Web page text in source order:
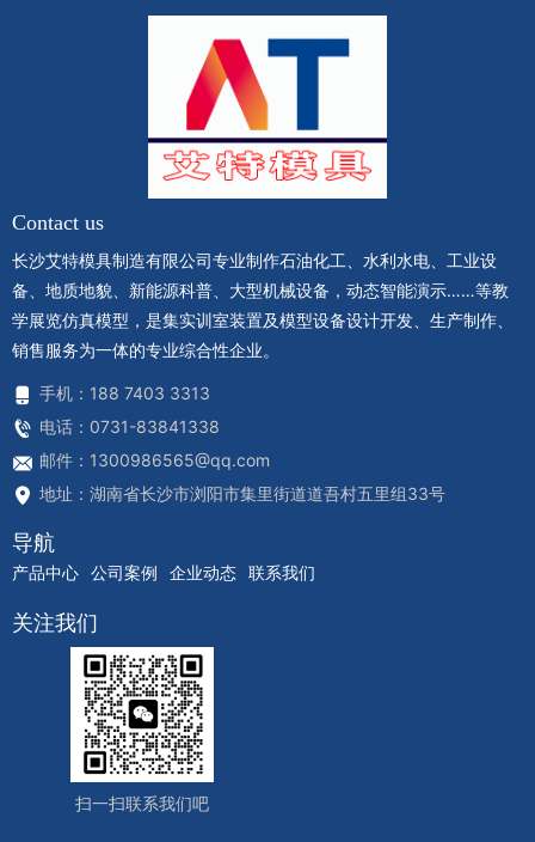
Contact us
长沙艾特模具制造有限公司专业制作石油化工、水利水电、工业设
备、地质地貌、新能源科普、大型机械设备，动态智能演示……等教
学展览仿真模型，是集实训室装置及模型设备设计开发、生产制作、
销售服务为一体的专业综合性企业。
手机：188 7403 3313
电话：0731-83841338
邮件：1300986565@qq.com
地址：湖南省长沙市浏阳市集里街道道吾村五里组33号
导航
产品中心 公司案例 企业动态 联系我们
关注我们
扫一扫联系我们吧